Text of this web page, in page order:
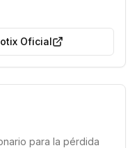
Oficial
para la pérdida